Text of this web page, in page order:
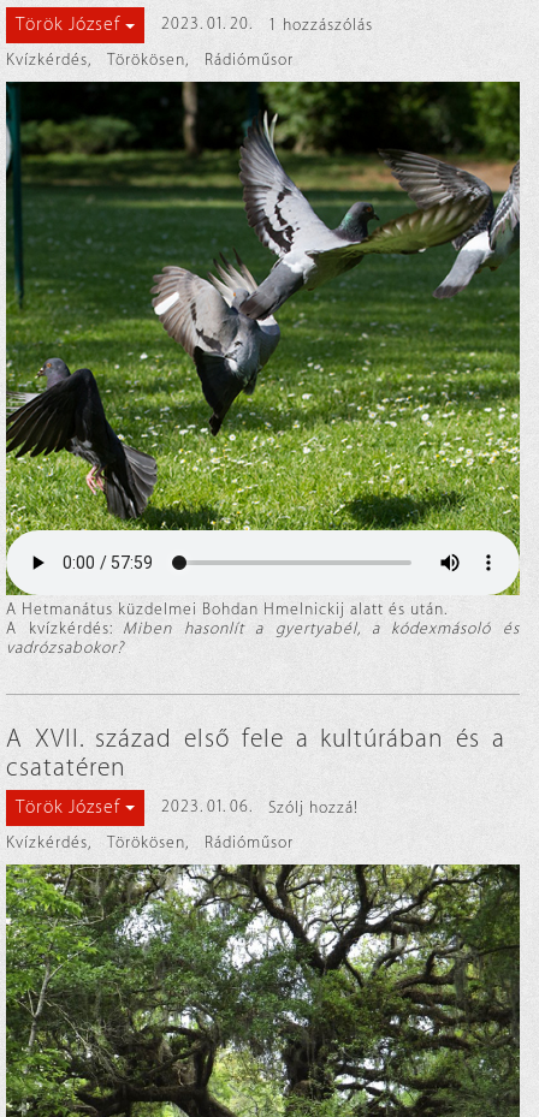
Török József 2023. 01. 20.
1 hozzászólás
Kvízkérdés, Törökösen, Rádióműsor
A Hetmanátus küzdelmei Bohdan Hmelnickij alatt és után.
A kvízkérdés: Miben hasonlít a gyertyabél, a kódexmásoló és
vadrózsabokor?
A XVII. század első fele a kultúrában és a
csatatéren
Török József 2023. 01. 06.
Szólj hozzá!
Kvízkérdés, Törökösen, Rádióműsor